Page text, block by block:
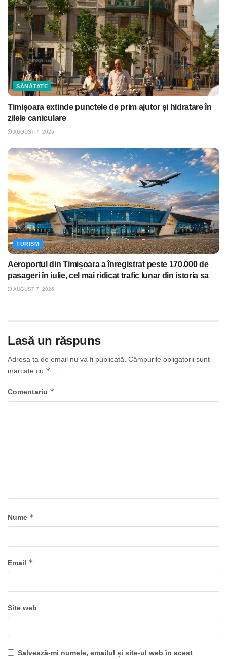
SĂNĂTATE
Timișoara extinde punctele de prim ajutor și hidratare în
zilele caniculare
AUGUST 7, 2026
TURISM
Aeroportul din Timișoara a înregistrat peste 170.000 de
pasageri în iulie, cel mai ridicat trafic lunar din istoria sa
AUGUST 7, 2026
Lasă un răspuns
Adresa ta de email nu va fi publicată. Câmpurile obligatorii sunt
marcate cu *
Comentariu *
Nume *
Email *
Site web
Salvează-mi numele, emailul și site-ul web în acest